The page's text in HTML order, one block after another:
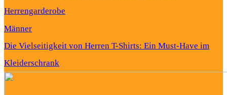
Herrengarderobe
Männer
Die Vielseitigkeit von Herren T-Shirts: Ein Must-Have im
Kleiderschrank